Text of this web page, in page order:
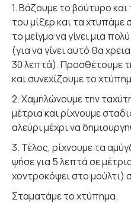
1. Βάζουμε το βούτυρο
του μίξερ και τα χτυπάμε
το μείγμα να γίνει μια
(για να γίνει αυτό θα
30 λεπτά). Προσθέτουμε
και συνεχίζουμε το
2. Χαμηλώνουμε την
μέτρια και ρίχνουμε
αλεύρι μέχρι να
3. Τέλος, ρίχνουμε τα
ψήσε για 5 λεπτά σε
χοντροκόψει στο μούλτι)
Σταματάμε το χτύπημα.